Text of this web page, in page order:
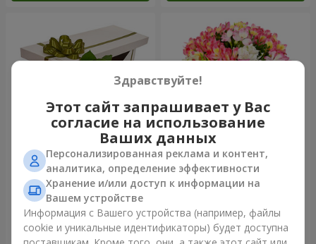
Цветы в коробке "15
розовых роз"
3 834 грн
Заказать
Букет "Сказка для двоих!"
Заказать
Здравствуйте!
Этот сайт запрашивает у Вас
согласие на использование
Ваших данных
Персонализированная реклама и контент,
аналитика, определение эффективности
Хранение и/или доступ к информации на
Вашем устройстве
Информация с Вашего устройства (например, файлы
cookie и уникальные идентификаторы) будет доступна